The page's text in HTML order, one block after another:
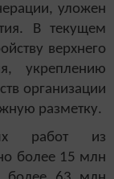
уложен
В текущем
верхнего
укреплению
организации
разметку.
работ из
более 15 млн